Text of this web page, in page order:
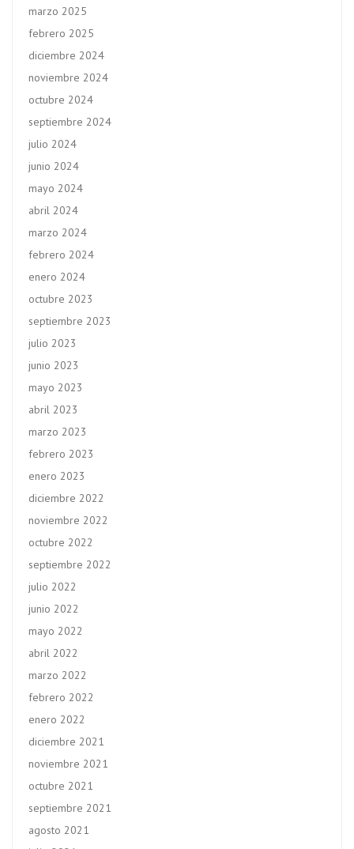
marzo 2025
febrero 2025
diciembre 2024
noviembre 2024
octubre 2024
septiembre 2024
julio 2024
junio 2024
mayo 2024
abril 2024
marzo 2024
febrero 2024
enero 2024
octubre 2023
septiembre 2023
julio 2023
junio 2023
mayo 2023
abril 2023
marzo 2023
febrero 2023
enero 2023
diciembre 2022
noviembre 2022
octubre 2022
septiembre 2022
julio 2022
junio 2022
mayo 2022
abril 2022
marzo 2022
febrero 2022
enero 2022
diciembre 2021
noviembre 2021
octubre 2021
septiembre 2021
agosto 2021